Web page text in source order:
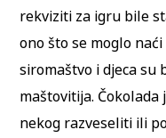
rekviziti za igru bile
ono što se moglo
siromaštvo i djeca su
maštovitija.
nekog razveseliti ili